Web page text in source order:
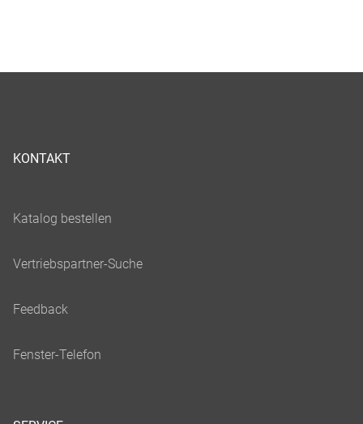
KONTAKT